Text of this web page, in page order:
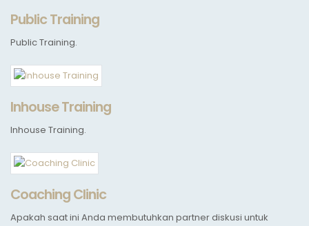
Public Training
Public Training.
Inhouse Training
Inhouse Training.
Coaching Clinic
Apakah saat ini Anda membutuhkan partner diskusi untuk